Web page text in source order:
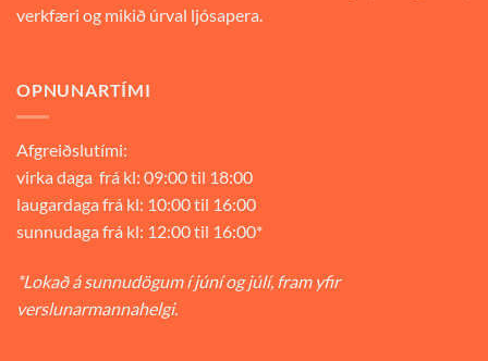
verkfæri og mikið úrval ljósapera.
OPNUNARTÍMI
Afgreiðslutími:
virka daga frá kl: 09:00 til 18:00
laugardaga frá kl: 10:00 til 16:00
sunnudaga frá kl: 12:00 til 16:00*
*Lokað á sunnudögum í júní og júlí, fram yfir
verslunarmannahelgi.